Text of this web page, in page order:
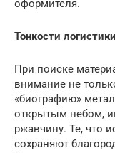
оформителя.
Тонкости
При поиске
внимание не
«биографию»
открытым небом,
ржавчину. Те, что
сохраняют